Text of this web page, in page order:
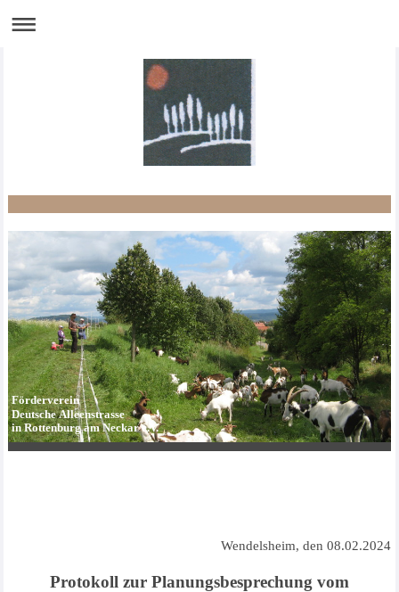
Förderverein
Deutsche Alleenstrasse
in Rottenburg am Neckar e.V.
Wendelsheim, den 08.02.2024
Protokoll zur Planungsbesprechung vom